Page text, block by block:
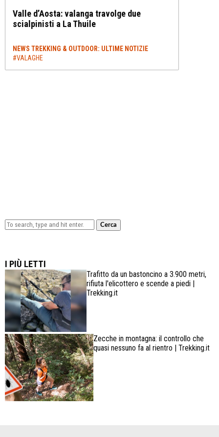
Valle d’Aosta: valanga travolge due
scialpinisti a La Thuile
NEWS TREKKING & OUTDOOR: ULTIME NOTIZIE
#VALAGHE
Cerca
I PIÙ LETTI
Trafitto da un bastoncino a 3.900 metri,
rifiuta l'elicottero e scende a piedi |
Trekking.it
Zecche in montagna: il controllo che
quasi nessuno fa al rientro | Trekking.it